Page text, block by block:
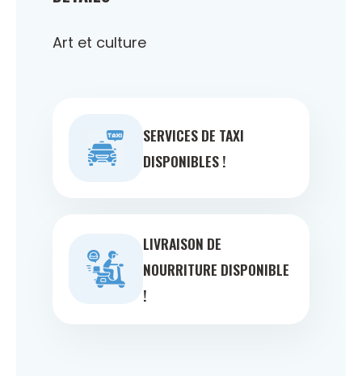
Art et culture
SERVICES DE TAXI
DISPONIBLES !
LIVRAISON DE
NOURRITURE DISPONIBLE
!